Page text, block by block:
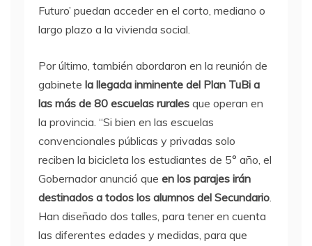
Futuro’ puedan acceder en el corto, mediano o
largo plazo a la vivienda social.
Por último, también abordaron en la reunión de
gabinete la llegada inminente del Plan TuBi a
las más de 80 escuelas rurales que operan en
la provincia. “Si bien en las escuelas
convencionales públicas y privadas solo
reciben la bicicleta los estudiantes de 5° año, el
Gobernador anunció que en los parajes irán
destinados a todos los alumnos del Secundario.
Han diseñado dos talles, para tener en cuenta
las diferentes edades y medidas, para que